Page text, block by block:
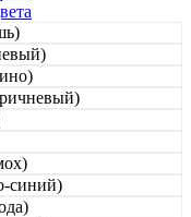
синий)